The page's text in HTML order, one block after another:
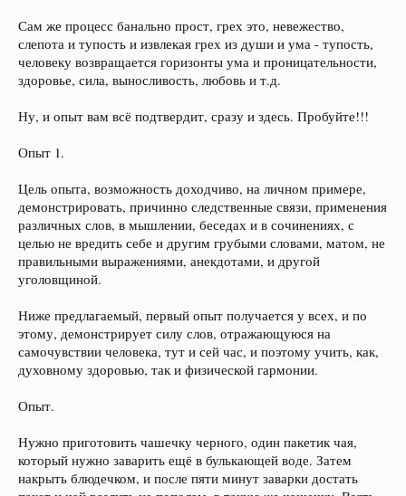
Сам же процесс банально прост, грех это, невежество,
слепота и тупость и извлекая грех из души и ума - тупость,
человеку возвращается горизонты ума и проницательности,
здоровье, сила, выносливость, любовь и т.д.
Ну, и опыт вам всё подтвердит, сразу и здесь. Пробуйте!!!
Опыт 1.
Цель опыта, возможность доходчиво, на личном примере,
демонстрировать, причинно следственные связи, применения
различных слов, в мышлении, беседах и в сочинениях, с
целью не вредить себе и другим грубыми словами, матом, не
правильными выражениями, анекдотами, и другой
уголовщиной.
Ниже предлагаемый, первый опыт получается у всех, и по
этому, демонстрирует силу слов, отражающуюся на
самочувствии человека, тут и сей час, и поэтому учить, как,
духовному здоровью, так и физической гармонии.
Опыт.
Нужно приготовить чашечку черного, один пакетик чая,
который нужно заварить ещё в булькающей воде. Затем
накрыть блюдечком, и после пяти минут заварки достать